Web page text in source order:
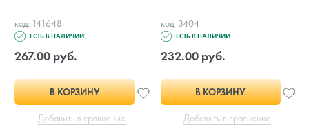
код: 141648
ЕСТЬ В НАЛИЧИИ
267.00 руб.
В КОРЗИНУ
Добавить в сравнение
код: 3404
ЕСТЬ В НАЛИЧИИ
232.00 руб.
В КОРЗИНУ
Добавить в сравнение